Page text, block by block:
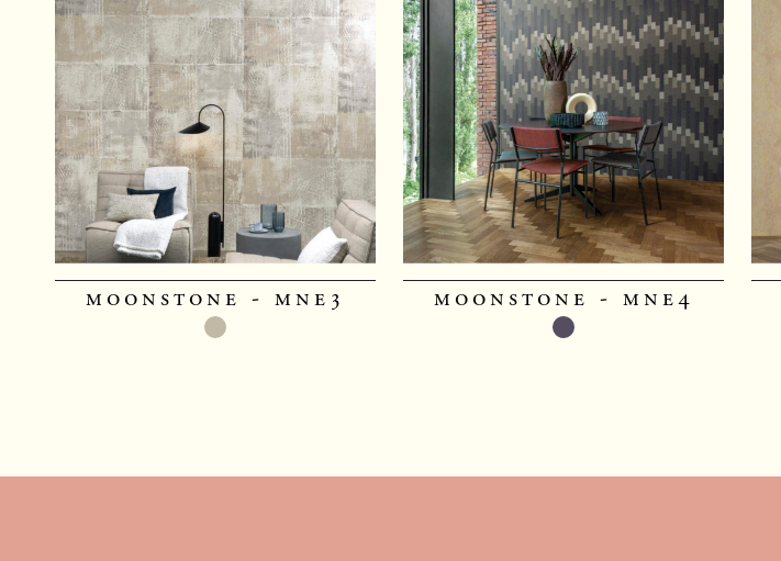
moonstone - mne3 moonstone - mne4